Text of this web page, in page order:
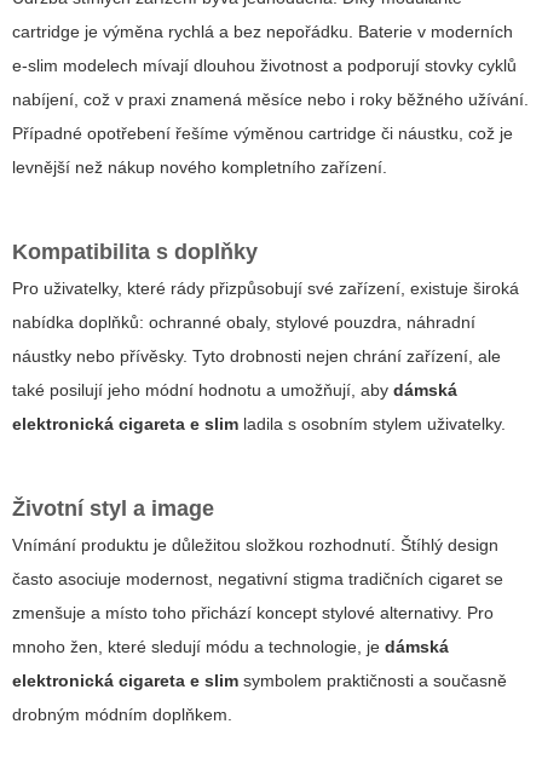
cartridge je výměna rychlá a bez nepořádku. Baterie v moderních
e-slim modelech mívají dlouhou životnost a podporují stovky cyklů
nabíjení, což v praxi znamená měsíce nebo i roky běžného užívání.
Případné opotřebení řešíme výměnou cartridge či náustku, což je
levnější než nákup nového kompletního zařízení.
Kompatibilita s doplňky
Pro uživatelky, které rády přizpůsobují své zařízení, existuje široká
nabídka doplňků: ochranné obaly, stylové pouzdra, náhradní
náustky nebo přívěsky. Tyto drobnosti nejen chrání zařízení, ale
také posilují jeho módní hodnotu a umožňují, aby dámská
elektronická cigareta e slim ladila s osobním stylem uživatelky.
Životní styl a image
Vnímání produktu je důležitou složkou rozhodnutí. Štíhlý design
často asociuje modernost, negativní stigma tradičních cigaret se
zmenšuje a místo toho přichází koncept stylové alternativy. Pro
mnoho žen, které sledují módu a technologie, je dámská
elektronická cigareta e slim symbolem praktičnosti a současně
drobným módním doplňkem.